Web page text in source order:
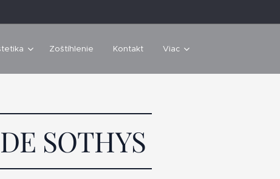
Zoštíhlenie Kontakt Viac
SOTHYS